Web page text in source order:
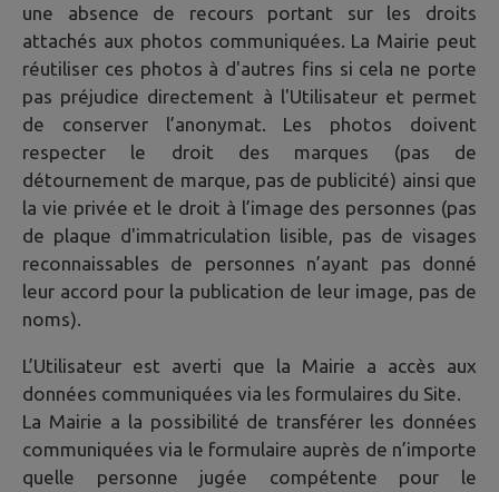
une absence de recours portant sur les droits
attachés aux photos communiquées. La Mairie peut
réutiliser ces photos à d'autres fins si cela ne porte
pas préjudice directement à l'Utilisateur et permet
de conserver l’anonymat. Les photos doivent
respecter le droit des marques (pas de
détournement de marque, pas de publicité) ainsi que
la vie privée et le droit à l’image des personnes (pas
de plaque d'immatriculation lisible, pas de visages
reconnaissables de personnes n’ayant pas donné
leur accord pour la publication de leur image, pas de
noms).
L’Utilisateur est averti que la Mairie a accès aux
données communiquées via les formulaires du Site.
La Mairie a la possibilité de transférer les données
communiquées via le formulaire auprès de n’importe
quelle personne jugée compétente pour le